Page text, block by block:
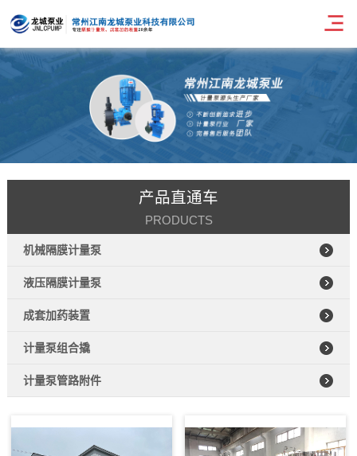
产品直通车
PRODUCTS
机械隔膜计量泵
液压隔膜计量泵
成套加药装置
计量泵组合撬
计量泵管路附件